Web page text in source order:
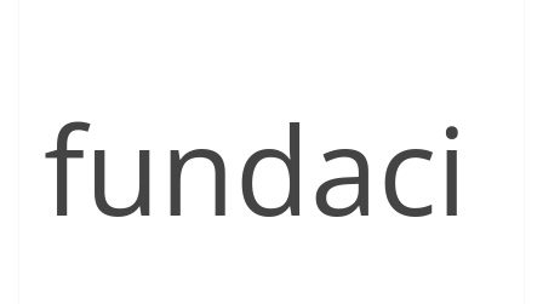
fundaci